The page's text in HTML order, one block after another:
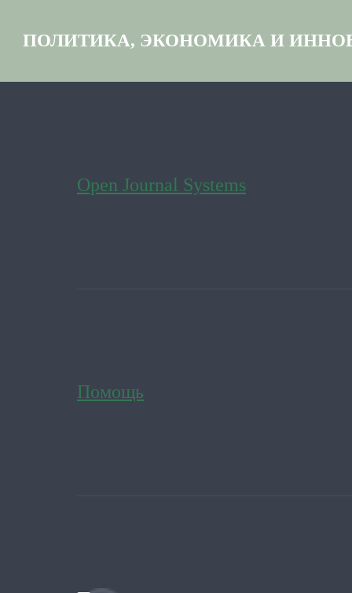
ПОЛИТИКА, ЭКОНОМИКА И
Open Journal Systems
Помощь